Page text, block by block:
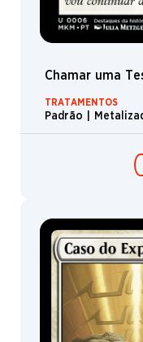
Água-
viva
Hidra
Dragon
Phoenix
Sapo
Dinossauro
Lagarto
Caranguejo
Espectro
Pégaso
Chamar uma
TRATAMENTOS
Padrão |
Jogo